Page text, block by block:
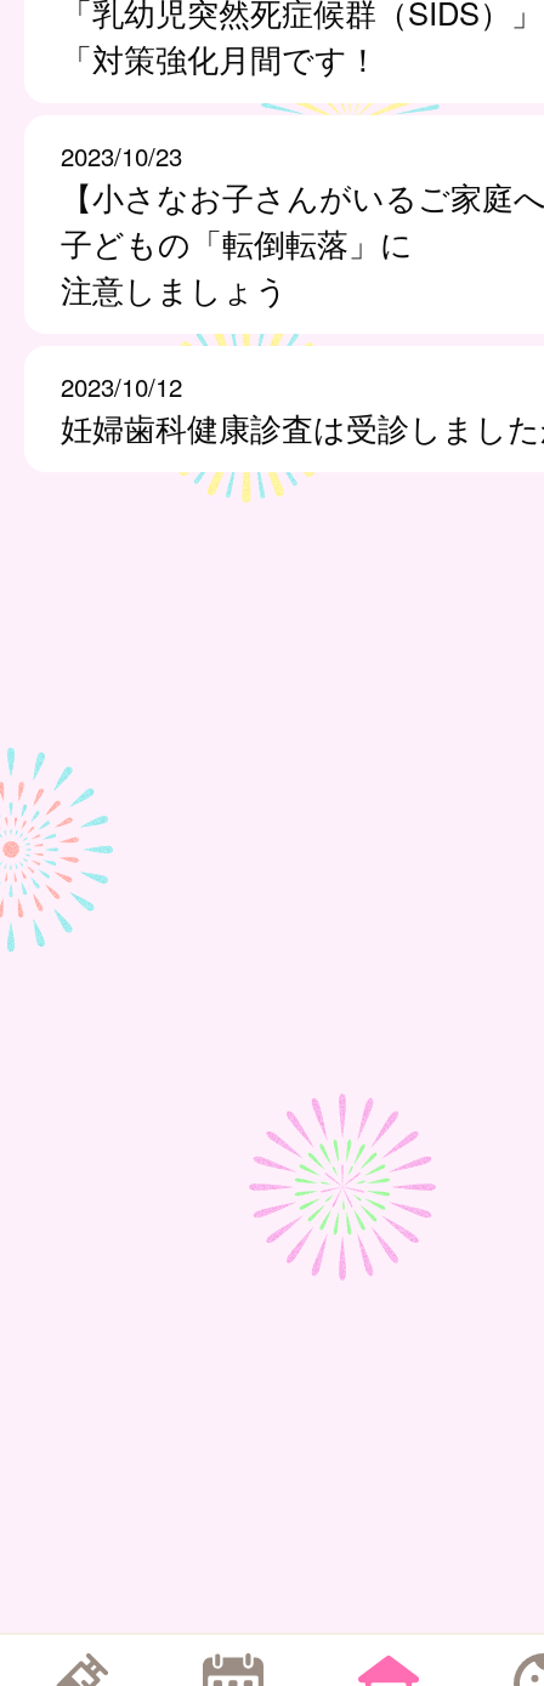
「乳幼児突然死症候群（SIDS）
「対策強化月間です！
2023/10/23
【小さなお子さんがいるご家庭
子どもの「転倒転落」に
注意しましょう
2023/10/12
妊婦歯科健康診査は受診しまし